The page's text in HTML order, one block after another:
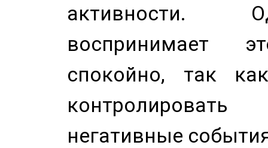
активности.
воспринимает
спокойно, так
негативные